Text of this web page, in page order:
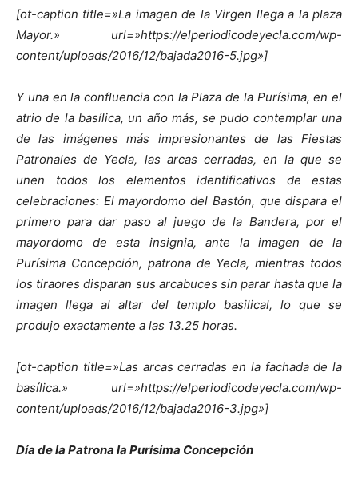
[ot-caption title=»La imagen de la Virgen llega a la plaza
Mayor.» url=»https://elperiodicodeyecla.com/wp-
content/uploads/2016/12/bajada2016-5.jpg»]
Y una en la confluencia con la Plaza de la Purísima, en el
atrio de la basílica, un año más, se pudo contemplar una
de las imágenes más impresionantes de las Fiestas
Patronales de Yecla, las arcas cerradas, en la que se
unen todos los elementos identificativos de estas
celebraciones: El mayordomo del Bastón, que dispara el
primero para dar paso al juego de la Bandera, por el
mayordomo de esta insignia, ante la imagen de la
Purísima Concepción, patrona de Yecla, mientras todos
los tiraores disparan sus arcabuces sin parar hasta que la
imagen llega al altar del templo basilical, lo que se
produjo exactamente a las 13.25 horas.
[ot-caption title=»Las arcas cerradas en la fachada de la
basílica.» url=»https://elperiodicodeyecla.com/wp-
content/uploads/2016/12/bajada2016-3.jpg»]
Día de la Patrona la Purísima Concepción